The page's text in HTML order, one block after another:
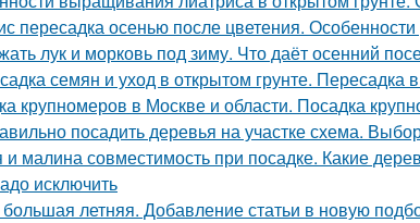
пересадка осенью после цветения.
лук и морковь под зиму. Что даёт осенний
семян и уход в открытом грунте. Пересадка
крупномеров в Москве и области. Посадка
посадить деревья на участке схема.
малина совместимость при посадке. Какие
исключить
летняя. Добавление статьи в новую